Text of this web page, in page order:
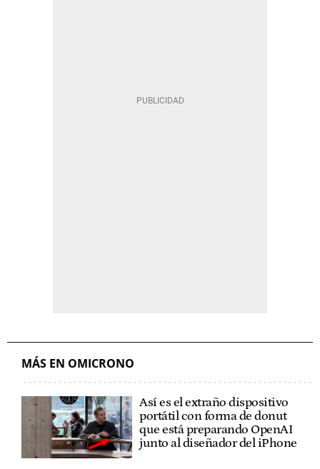
MÁS EN OMICRONO
Así es el extraño dispositivo
portátil con forma de donut
que está preparando OpenAI
junto al diseñador del iPhone